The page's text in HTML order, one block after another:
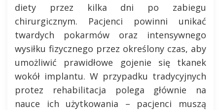
diety przez kilka dni po zabiegu
chirurgicznym. Pacjenci powinni unikać
twardych pokarmów oraz intensywnego
wysiłku fizycznego przez określony czas, aby
umożliwić prawidłowe gojenie się tkanek
wokół implantu. W przypadku tradycyjnych
protez rehabilitacja polega głównie na
nauce ich użytkowania – pacjenci muszą